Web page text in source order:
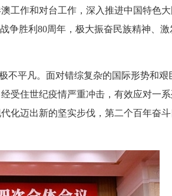
工作和对台工作，深入推进中国特色
争胜利80周年，极大振奋民族精神、
不平凡。面对错综复杂的国际形势和
受住世纪疫情严重冲击，有效应对一系
化迈出新的坚实步伐，第二个百年奋